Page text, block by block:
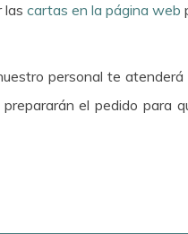
las cartas en la página web
personal te
el pedido para